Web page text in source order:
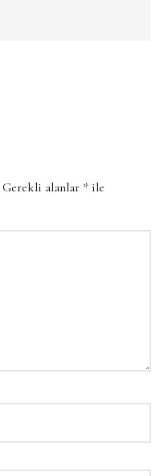
Gerekli alanlar * ile